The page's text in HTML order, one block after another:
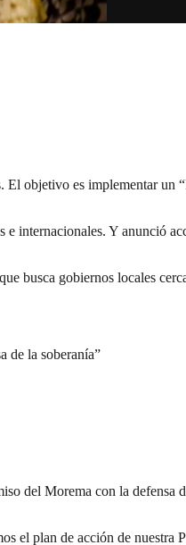
objetivo es implementar un
internacionales. Y anunció
busca gobiernos locales
de la soberanía”
del Morema con la defensa
el plan de acción de nuestra